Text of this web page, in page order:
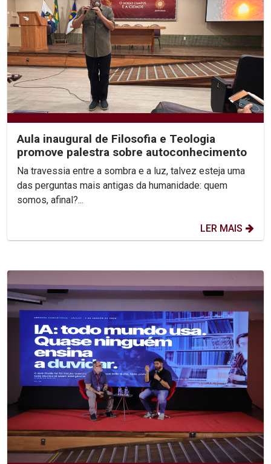
Aula inaugural de Filosofia e Teologia
promove palestra sobre autoconhecimento
Na travessia entre a sombra e a luz, talvez esteja uma
das perguntas mais antigas da humanidade: quem
somos, afinal?...
LER MAIS